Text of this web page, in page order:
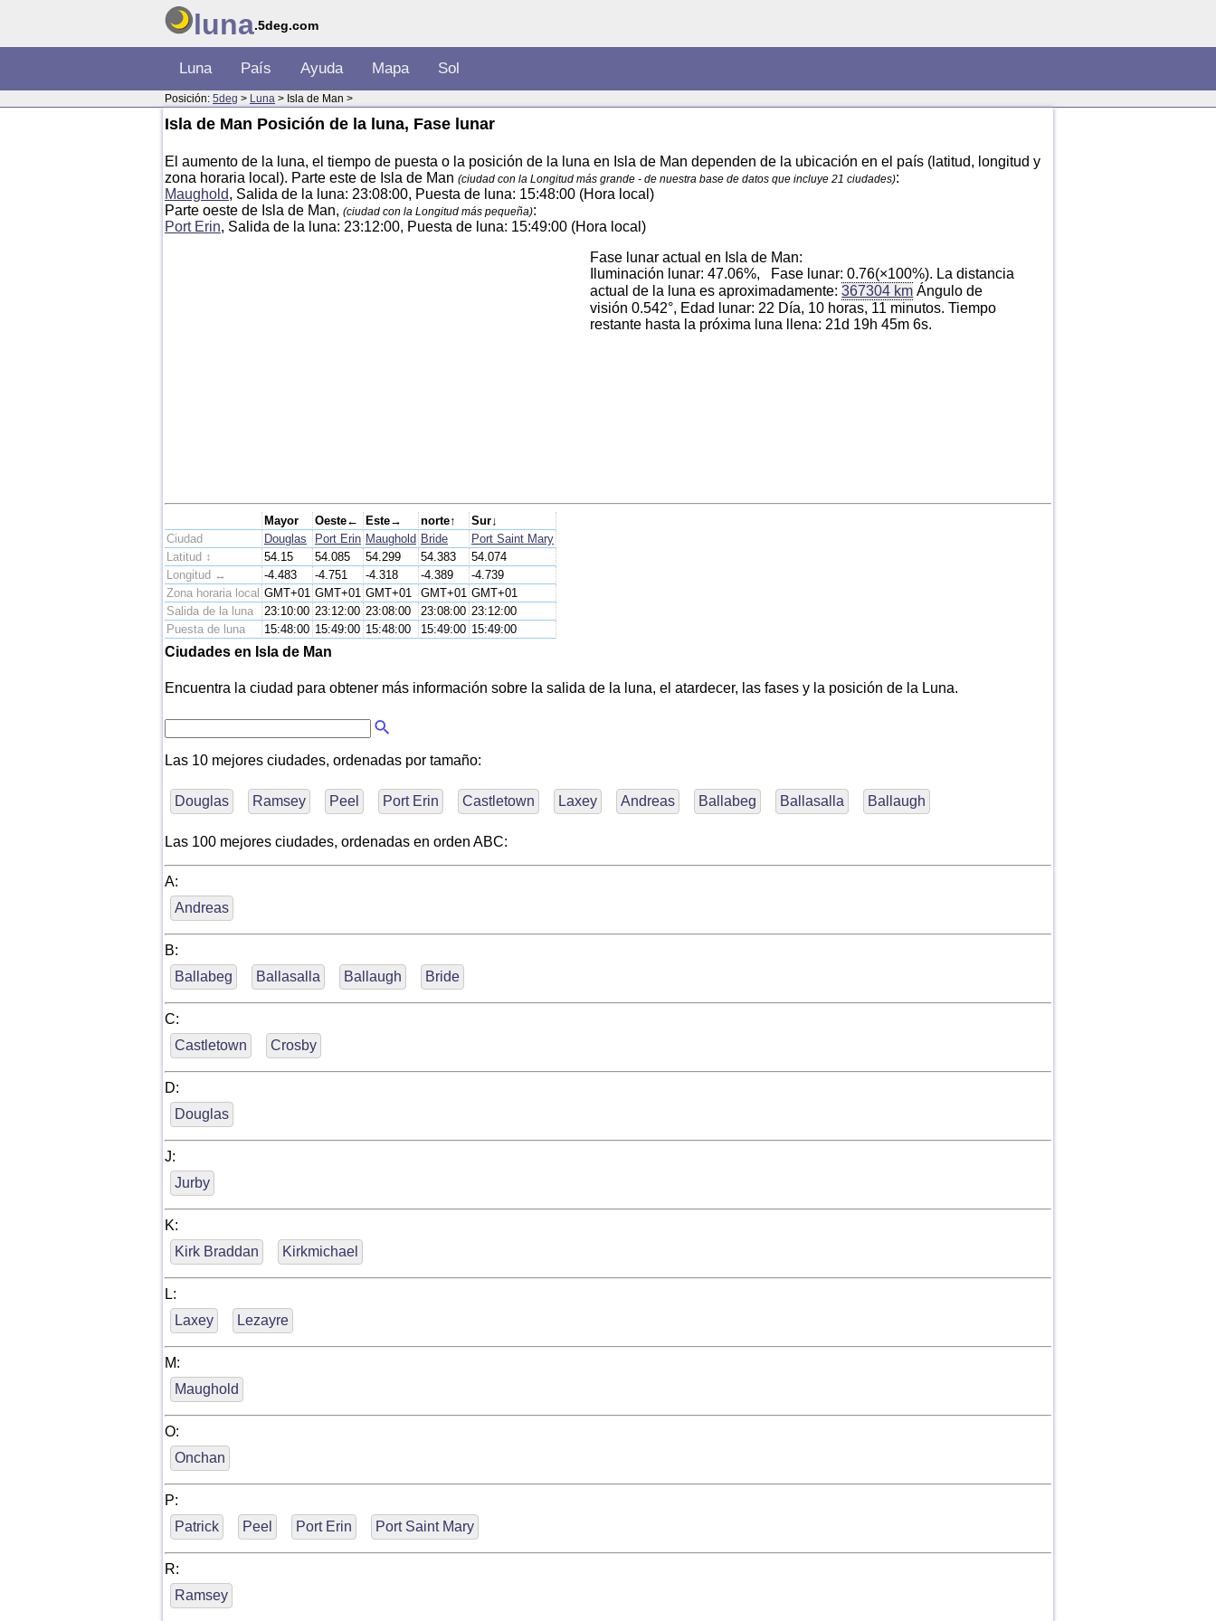
luna.5deg.com
Luna País Ayuda Mapa Sol
Posición: 5deg > Luna > Isla de Man >
Isla de Man Posición de la luna, Fase lunar
El aumento de la luna, el tiempo de puesta o la posición de la luna en Isla de Man dependen de la ubicación en el país (latitud, longitud y
zona horaria local). Parte este de Isla de Man (ciudad con la Longitud más grande - de nuestra base de datos que incluye 21 ciudades):
Maughold, Salida de la luna: 23:08:00, Puesta de luna: 15:48:00 (Hora local)
Parte oeste de Isla de Man, (ciudad con la Longitud más pequeña):
Port Erin, Salida de la luna: 23:12:00, Puesta de luna: 15:49:00 (Hora local)
Fase lunar actual en Isla de Man:
Iluminación lunar: 47.06%, Fase lunar: 0.76(×100%). La distancia
actual de la luna es aproximadamente:367304 km Ángulo de
visión 0.542°, Edad lunar: 22 Día, 10 horas, 11 minutos. Tiempo
restante hasta la próxima luna llena: 21d 19h 45m 6s.
Mayor Oeste← Este→ norte↑
Sur↓
Ciudad
Douglas Port Erin Maughold Bride
Port Saint Mary
Latitud ↕
54.15 54.085 54.299 54.383
54.074
Longitud ↔
-4.483 -4.751 -4.318 -4.389
-4.739
Zona horaria local GMT+01 GMT+01 GMT+01 GMT+01 GMT+01
Salida de la luna
23:10:00 23:12:00 23:08:00 23:08:00 23:12:00
Puesta de luna
15:48:00 15:49:00 15:48:00 15:49:00 15:49:00
Ciudades en Isla de Man
Encuentra la ciudad para obtener más información sobre la salida de la luna, el atardecer, las fases y la posición de la Luna.
Las 10 mejores ciudades, ordenadas por tamaño:
Douglas Ramsey Peel Port Erin Castletown Laxey Andreas Ballabeg Ballasalla Ballaugh
Las 100 mejores ciudades, ordenadas en orden ABC:
A:
Andreas
B:
Ballabeg
Ballasalla Ballaugh Bride
C:
Castletown
Crosby
D:
Douglas
J:
Jurby
K:
Kirk Braddan
Kirkmichael
L:
Laxey
Lezayre
M:
Maughold
O:
Onchan
P:
Patrick
Peel Port Erin Port Saint Mary
R:
Ramsey